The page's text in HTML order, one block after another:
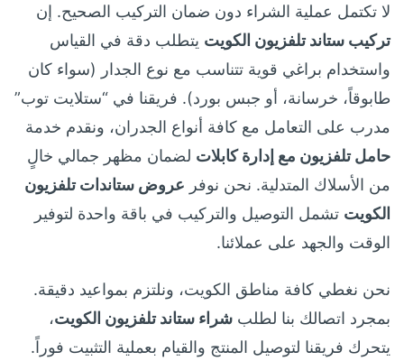
لا تكتمل عملية الشراء دون ضمان التركيب الصحيح. إن
تركيب ستاند تلفزيون الكويت يتطلب دقة في القياس
واستخدام براغي قوية تتناسب مع نوع الجدار (سواء كان
طابوقاً، خرسانة، أو جبس بورد). فريقنا في “ستلايت توب”
مدرب على التعامل مع كافة أنواع الجدران، ونقدم خدمة
حامل تلفزيون مع إدارة كابلات لضمان مظهر جمالي خالٍ
من الأسلاك المتدلية. نحن نوفر عروض ستاندات تلفزيون
الكويت تشمل التوصيل والتركيب في باقة واحدة لتوفير
الوقت والجهد على عملائنا.
نحن نغطي كافة مناطق الكويت، ونلتزم بمواعيد دقيقة.
بمجرد اتصالك بنا لطلب شراء ستاند تلفزيون الكويت،
يتحرك فريقنا لتوصيل المنتج والقيام بعملية التثبيت فوراً.